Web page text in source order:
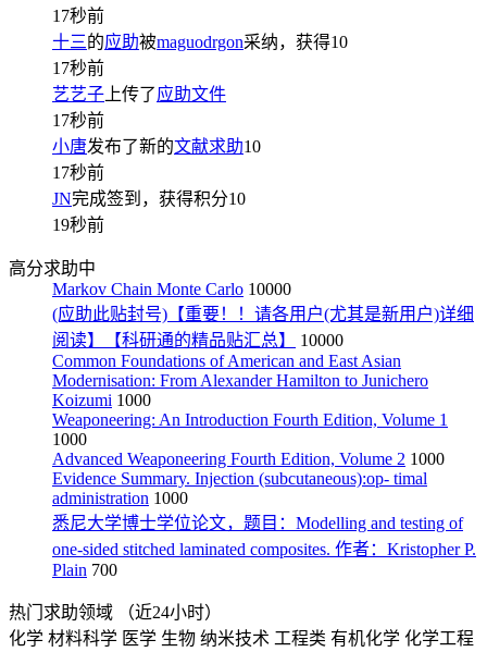
17秒前
十三的应助被maguodrgon采纳，获得10
17秒前
艺艺子 上传了应助文件
17秒前
小唐发布了新的文献求助10
17秒前
JN完成签到，获得积分10
19秒前
高分求助中
Markov Chain Monte Carlo 10000
(应助此贴封号)【重要！！请各用户(尤其是新用户)详细
阅读】【科研通的精品贴汇总】
10000
Common Foundations of American and East Asian
Modernisation: From Alexander Hamilton to Junichero
Koizumi 1000
Weaponeering: An Introduction Fourth Edition, Volume 1
1000
Advanced Weaponeering Fourth Edition, Volume 2 1000
Evidence Summary. Injection (subcutaneous):op- timal
administration 1000
悉尼大学博士学位论文，题目：Modelling and testing of
one-sided stitched laminated composites. 作者：Kristopher P.
Plain 700
热门求助领域
（近24小时）
化学 材料科学 医学 生物 纳米技术 工程类 有机化学 化学工程